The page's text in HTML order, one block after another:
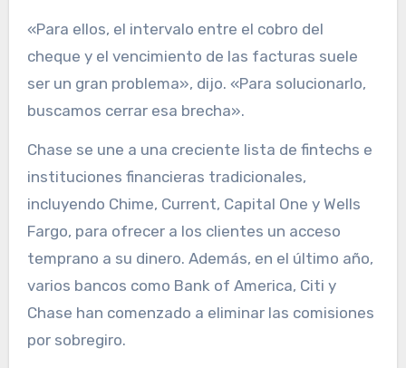
«Para ellos, el intervalo entre el cobro del
cheque y el vencimiento de las facturas suele
ser un gran problema», dijo. «Para solucionarlo,
buscamos cerrar esa brecha».
Chase se une a una creciente lista de fintechs e
instituciones financieras tradicionales,
incluyendo Chime, Current, Capital One y Wells
Fargo, para ofrecer a los clientes un acceso
temprano a su dinero. Además, en el último año,
varios bancos como Bank of America, Citi y
Chase han comenzado a eliminar las comisiones
por sobregiro.